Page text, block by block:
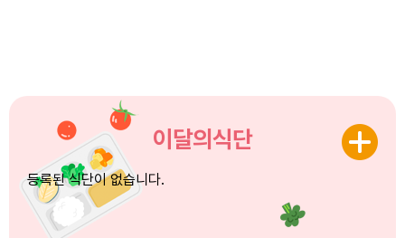
이달의식단
등록된 식단이 없습니다.